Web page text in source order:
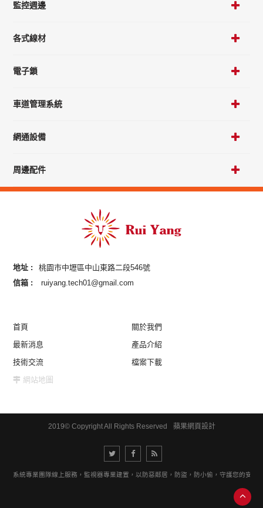
監控週邊
各式線材
電子鎖
車道管理系統
網通設備
周邊配件
地址 :
桃園市中壢區中山東路二段546號
信箱 :
ruiyang.tech01@gmail.com
首頁
關於我們
最新消息
產品介紹
技術交流
檔案下載
網站地圖
2019© Copyright All Rights Reserved 蘋果網頁設計
器系統專業團隊線上服務，監視器專業建置，以防惡鄰居，防盜，防小偷，守護您的安